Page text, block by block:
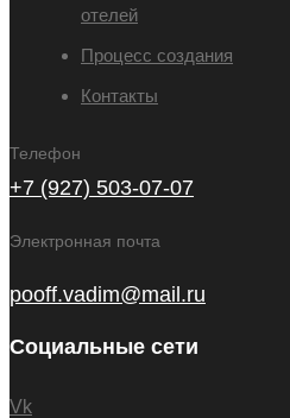
отелей
Процесс создания
Контакты
Телефон
+7 (927) 503-07-07
Электронная почта
pooff.vadim@mail.ru
Социальные сети
Vk